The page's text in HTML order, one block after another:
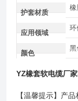
护套材质
橡
应用领域
环
颜色
黑
YZ橡套软电缆厂
【温馨提示】产